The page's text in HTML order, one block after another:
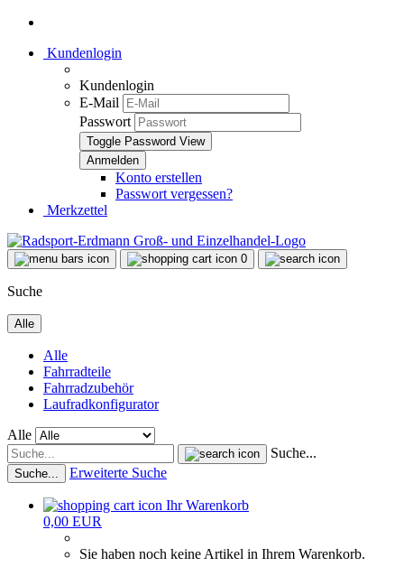
Kundenlogin
Kundenlogin
E-Mail
Passwort
Toggle Password View
Konto erstellen
Passwort vergessen?
Merkzettel
0
Suche
Alle
Alle
Fahrradteile
Fahrradzubehör
Laufradkonfigurator
Alle
Suche...
Suche... Erweiterte Suche
Ihr Warenkorb
0,00 EUR
Sie haben noch keine Artikel in Ihrem Warenkorb.